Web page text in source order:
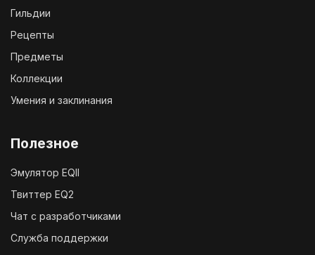
Гильдии
Рецепты
Предметы
Коллекции
Умения и заклинания
Полезное
Эмулятор EQII
Твиттер EQ2
Чат с разработчиками
Служба поддержки